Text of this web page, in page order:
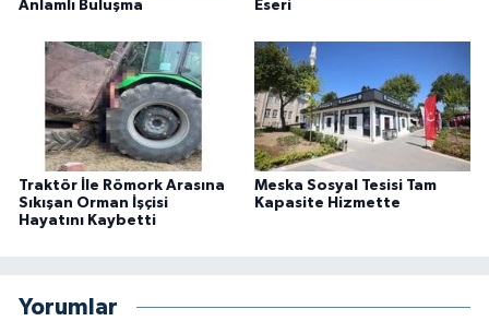
Anlamlı Buluşma
Eseri
Traktör İle Römork Arasına
Sıkışan Orman İşçisi
Hayatını Kaybetti
Meska Sosyal Tesisi Tam
Kapasite Hizmette
Yorumlar